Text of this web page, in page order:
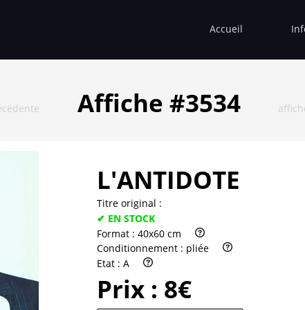
Accueil
Affiche #3534
L'ANTIDOTE
Titre original :
✔ EN STOCK
Format : 40x60 cm
Conditionnement : pliée
Etat : A
Prix : 8€